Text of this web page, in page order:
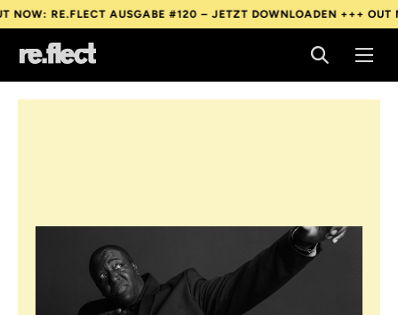
RE.FLECT AUSGABE #120 – JETZT DOWNLOADEN +++OUT NOW:
RE.FLECT AUSGABE #120 – JETZT DOWNLOADEN +++